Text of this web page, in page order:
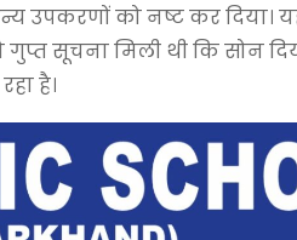
उपकरणों को नष्ट कर दिया।
सूचना मिली थी कि सोन
है।